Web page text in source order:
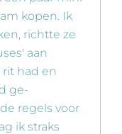
kopen. Ik
richtte ze
aan
rit had en
ge-
regels voor
ik straks